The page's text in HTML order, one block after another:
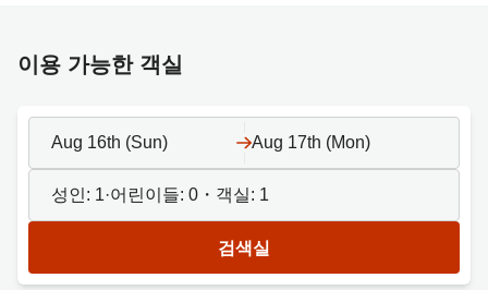
이용 가능한 객실
Aug 16th (Sun) Aug 17th (Mon)
성인: 1·어린이들: 0 ・객실: 1
검색실